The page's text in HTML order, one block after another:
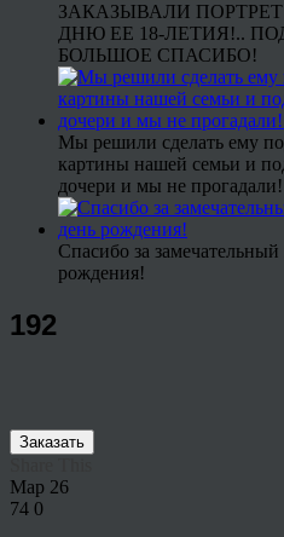
ЗАКАЗЫВАЛИ
ДНЮ ЕЕ 18-ЛЕТИЯ!..
БОЛЬШОЕ СПАСИБО!
Мы решили сделать ему
картины нашей семьи и
дочери и мы не
Спасибо за
рождения!
192
Заказать
Мар 26
74 0